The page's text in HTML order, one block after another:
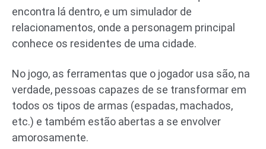
encontra lá dentro, e um simulador de
relacionamentos, onde a personagem principal
conhece os residentes de uma cidade.
No jogo, as ferramentas que o jogador usa são, na
verdade, pessoas capazes de se transformar em
todos os tipos de armas (espadas, machados,
etc.) e também estão abertas a se envolver
amorosamente.